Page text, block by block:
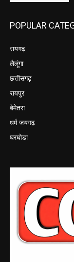
POPULAR
रायगढ़
लैलूंगा
छत्तीसगढ़
रायपुर
बेमेतरा
धर्म जयगढ़
घरघोडा